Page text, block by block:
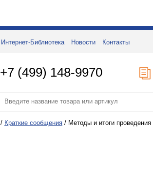
Интернет-Библиотека Новости Контакты
+7 (499) 148-9970
/ Краткие сообщения / Методы и итоги